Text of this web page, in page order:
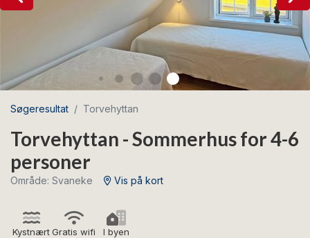
Søgeresultat Torvehyttan
Torvehyttan - Sommerhus for 4-6
personer
Område: Svaneke Vis på kort
KystnærtGratis wifi I byen